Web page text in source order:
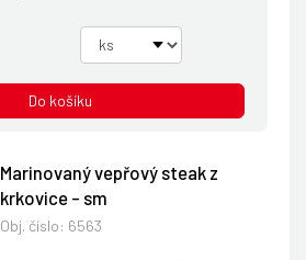
Do košíku
Marinovaný vepřový steak z
krkovice - sm
Obj. číslo: 6563